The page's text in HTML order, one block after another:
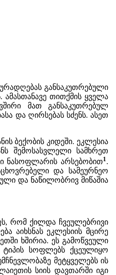
განსაკუთრებული
თითქმის ყველა
მათ განსაკუთრებულ
და ღირსებას სძენს. ასეთ
ბექობის კიდეში. ეკლესია
შემოსასვლელი სამხრეთ
ნასოფლარის არსებობით1.
და სამეურნეო
და ნაწილობრივ მიწაშია
რომ ქილდა ჩვეულებრივი
აიხსნას ეკლესიის მცირე
ხშირია. ეს გამოწვეული
სოფლებს ქცეულიყო
მეტყველებს ის
სიის დავთარში იგი